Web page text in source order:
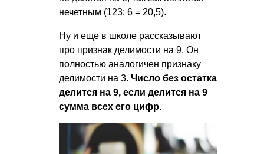
нечетным (123: 6 = 20,5).
Ну и еще в школе рассказывают
про признак делимости на 9. Он
полностью аналогичен признаку
делимости на 3. Число без остатка
делится на 9, если делится на 9
сумма всех его цифр.